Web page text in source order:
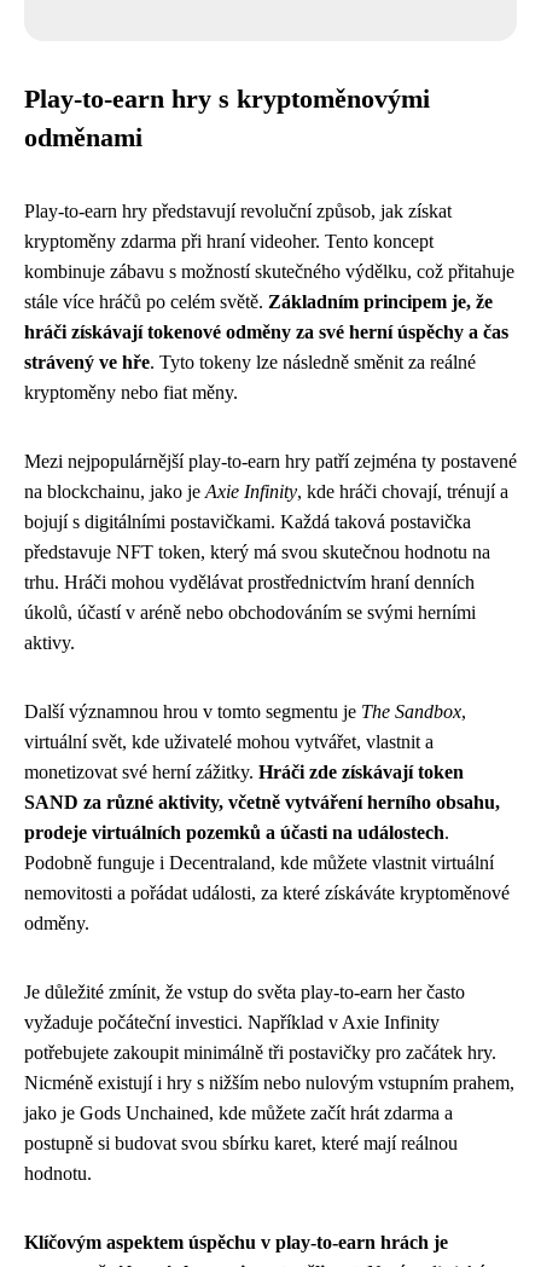
Play-to-earn hry s kryptoměnovými
odměnami
Play-to-earn hry představují revoluční způsob, jak získat
kryptoměny zdarma při hraní videoher. Tento koncept
kombinuje zábavu s možností skutečného výdělku, což přitahuje
stále více hráčů po celém světě. Základním principem je, že
hráči získávají tokenové odměny za své herní úspěchy a čas
strávený ve hře. Tyto tokeny lze následně směnit za reálné
kryptoměny nebo fiat měny.
Mezi nejpopulárnější play-to-earn hry patří zejména ty postavené
na blockchainu, jako je Axie Infinity, kde hráči chovají, trénují a
bojují s digitálními postavičkami. Každá taková postavička
představuje NFT token, který má svou skutečnou hodnotu na
trhu. Hráči mohou vydělávat prostřednictvím hraní denních
úkolů, účastí v aréně nebo obchodováním se svými herními
aktivy.
Další významnou hrou v tomto segmentu je The Sandbox,
virtuální svět, kde uživatelé mohou vytvářet, vlastnit a
monetizovat své herní zážitky. Hráči zde získávají token
SAND za různé aktivity, včetně vytváření herního obsahu,
prodeje virtuálních pozemků a účasti na událostech.
Podobně funguje i Decentraland, kde můžete vlastnit virtuální
nemovitosti a pořádat události, za které získáváte kryptoměnové
odměny.
Je důležité zmínit, že vstup do světa play-to-earn her často
vyžaduje počáteční investici. Například v Axie Infinity
potřebujete zakoupit minimálně tři postavičky pro začátek hry.
Nicméně existují i hry s nižším nebo nulovým vstupním prahem,
jako je Gods Unchained, kde můžete začít hrát zdarma a
postupně si budovat svou sbírku karet, které mají reálnou
hodnotu.
Klíčovým aspektem úspěchu v play-to-earn hrách je